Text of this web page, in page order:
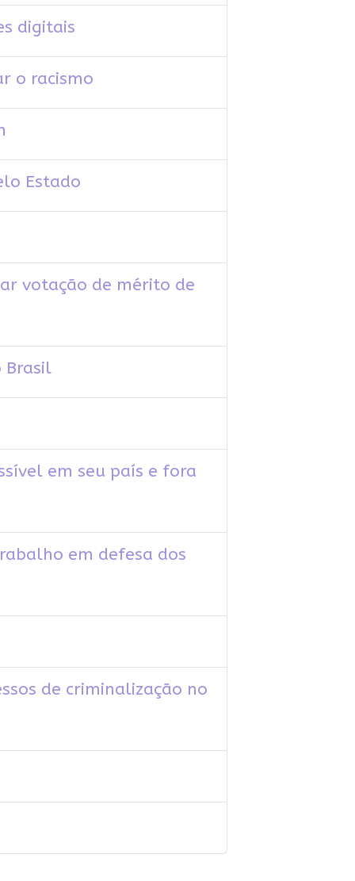
digitais
o racismo
Estado
votação de mérito de
Brasil
em seu país e fora
em defesa dos
de criminalização no